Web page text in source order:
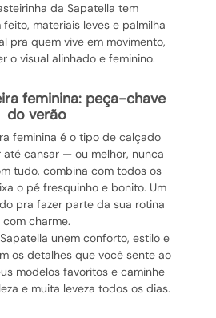
da Sapatella tem
materiais leves e palmilha
pra quem vive em movimento,
o visual alinhado e feminino.
do verão
feminina é o tipo de calçado
até cansar — ou melhor, nunca
tudo, combina com todos os
o pé fresquinho e bonito. Um
pra fazer parte da sua rotina
com charme.
unem conforto, estilo e
os detalhes que você sente ao
modelos favoritos e caminhe
e muita leveza todos os dias.